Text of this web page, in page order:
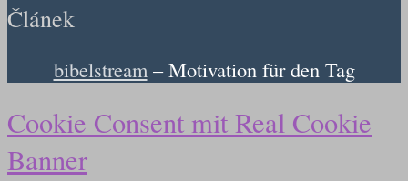
Článek
bibelstream– Motivation für den Tag
Cookie Consent mit Real Cookie
Banner